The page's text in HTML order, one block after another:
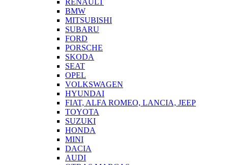
RENAULT
BMW
MITSUBISHI
SUBARU
FORD
PORSCHE
SKODA
SEAT
OPEL
VOLKSWAGEN
HYUNDAI
FIAT, ALFA ROMEO, LANCIA, JEEP
TOYOTA
SUZUKI
HONDA
MINI
DACIA
AUDI